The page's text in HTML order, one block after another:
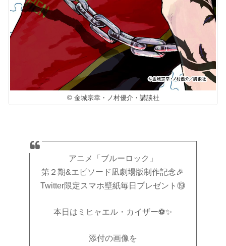
© 金城宗幸・ノ村優介・講談社
アニメ「ブルーロック」
第２期&エピソード凪劇場版制作記念🎉
Twitter限定スマホ壁紙毎日プレゼント⑲
本日はミヒャエル・カイザー⚽️✨
添付の画像を